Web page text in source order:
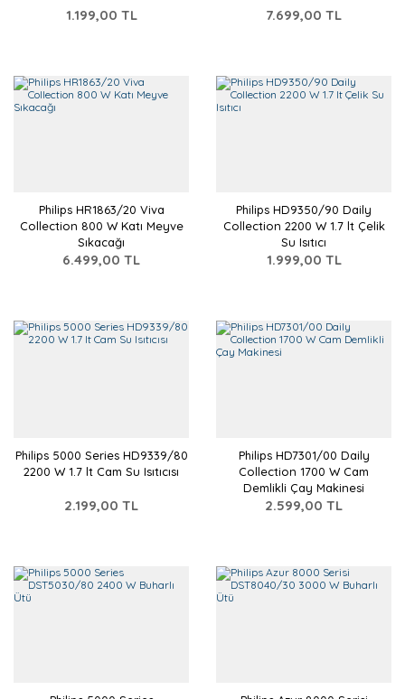
1.199,00 TL 7.699,00 TL
Philips HR1863/20 Viva
Collection 800 W Katı Meyve
Sıkacağı
6.499,00 TL
Philips HD9350/90 Daily
Collection 2200 W 1.7 lt Çelik
Su Isıtıcı
1.999,00 TL
Philips 5000 Series HD9339/80
2200 W 1.7 lt Cam Su Isıtıcısı
2.199,00 TL
Philips HD7301/00 Daily
Collection 1700 W Cam
Demlikli Çay Makinesi
2.599,00 TL